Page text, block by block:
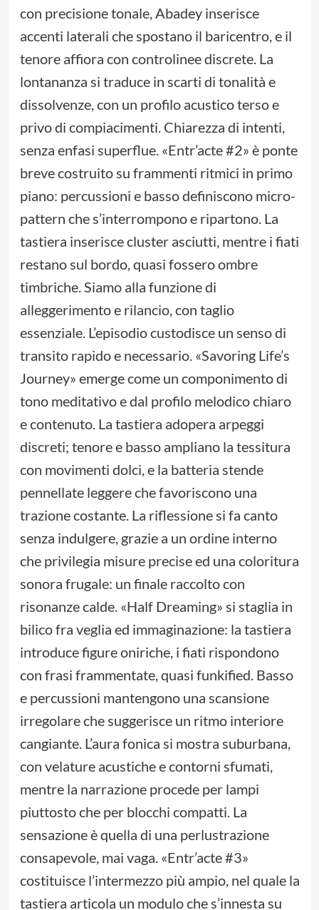
con precisione tonale, Abadey inserisce
accenti laterali che spostano il baricentro, e il
tenore affiora con controlinee discrete. La
lontananza si traduce in scarti di tonalità e
dissolvenze, con un profilo acustico terso e
privo di compiacimenti. Chiarezza di intenti,
senza enfasi superflue. «Entr’acte #2» è ponte
breve costruito su frammenti ritmici in primo
piano: percussioni e basso definiscono micro-
pattern che s’interrompono e ripartono. La
tastiera inserisce cluster asciutti, mentre i fiati
restano sul bordo, quasi fossero ombre
timbriche. Siamo alla funzione di
alleggerimento e rilancio, con taglio
essenziale. L’episodio custodisce un senso di
transito rapido e necessario. «Savoring Life’s
Journey» emerge come un componimento di
tono meditativo e dal profilo melodico chiaro
e contenuto. La tastiera adopera arpeggi
discreti; tenore e basso ampliano la tessitura
con movimenti dolci, e la batteria stende
pennellate leggere che favoriscono una
trazione costante. La riflessione si fa canto
senza indulgere, grazie a un ordine interno
che privilegia misure precise ed una coloritura
sonora frugale: un finale raccolto con
risonanze calde. «Half Dreaming» si staglia in
bilico fra veglia ed immaginazione: la tastiera
introduce figure oniriche, i fiati rispondono
con frasi frammentate, quasi funkified. Basso
e percussioni mantengono una scansione
irregolare che suggerisce un ritmo interiore
cangiante. L’aura fonica si mostra suburbana,
con velature acustiche e contorni sfumati,
mentre la narrazione procede per lampi
piuttosto che per blocchi compatti. La
sensazione è quella di una perlustrazione
consapevole, mai vaga. «Entr’acte #3»
costituisce l’intermezzo più ampio, nel quale la
tastiera articola un modulo che s’innesta su